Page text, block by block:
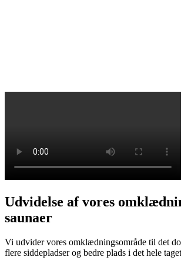
Udvidelse af vores
saunaer
Vi udvider vores omklædningsområde til det
flere siddepladser og bedre plads i det hele